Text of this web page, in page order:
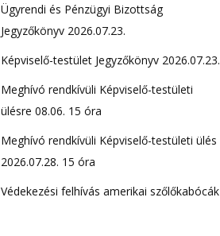
Ügyrendi és Pénzügyi Bizottság
Jegyzőkönyv 2026.07.23.
Képviselő-testület Jegyzőkönyv 2026.07.23.
Meghívó rendkívüli Képviselő-testületi
ülésre 08.06. 15 óra
Meghívó rendkívüli Képviselő-testületi ülés
2026.07.28. 15 óra
Védekezési felhívás amerikai szőlőkabócák